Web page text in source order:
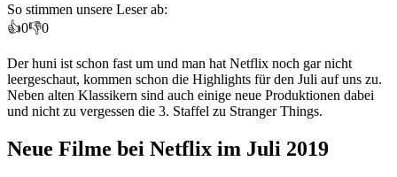
So stimmen unsere Leser ab:
👍0👎0
Der huni ist schon fast um und man hat Netflix noch gar nicht
leergeschaut, kommen schon die Highlights für den Juli auf uns zu.
Neben alten Klassikern sind auch einige neue Produktionen dabei
und nicht zu vergessen die 3. Staffel zu Stranger Things.
Neue Filme bei Netflix im Juli 2019